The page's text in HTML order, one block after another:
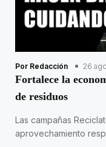
Por Redacción 26
Fortalece la
de residuos
Las campañas
aprovechamiento